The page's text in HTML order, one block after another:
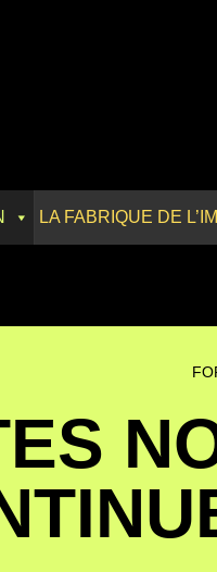
LA FABRIQUE DE